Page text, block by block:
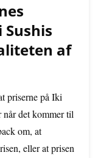
af
priserne på Iki
det kommer til
om, at
eller at prisen